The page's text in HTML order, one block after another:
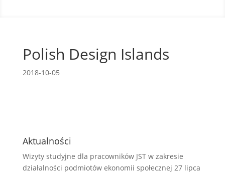
Polish Design Islands
2018-10-05
Aktualności
Wizyty studyjne dla pracowników JST w zakresie
działalności podmiotów ekonomii społecznej 27 lipca